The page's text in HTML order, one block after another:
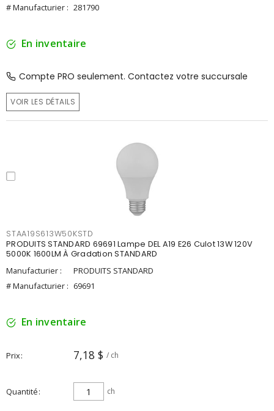
# Manufacturier : 281790
En inventaire
Compte PRO seulement. Contactez votre succursale
VOIR LES DÉTAILS
STAA19S613W50KSTD
PRODUITS STANDARD 69691 Lampe DEL A19 E26 Culot 13W 120V
5000K 1600LM À Gradation STANDARD
Manufacturier :
PRODUITS STANDARD
# Manufacturier : 69691
En inventaire
Prix 7,18 $ / ch
Quantité ch